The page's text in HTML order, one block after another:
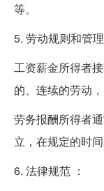
等。
5. 劳动规则和管理
工资薪金所得者
的、连续的劳动
劳务报酬所得者
立，在规定的时
6. 法律规范 ：